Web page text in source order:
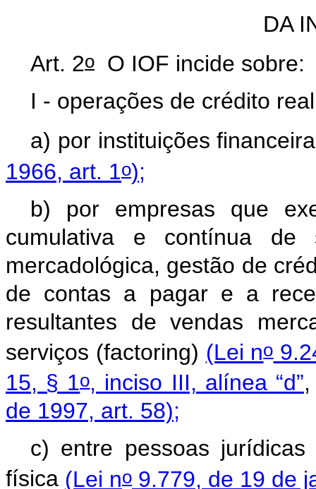
DA
Art. 2o O IOF incide sobre:
I - operações de crédito
a) por instituições
1966, art. 1o);
b) por empresas que
cumulativa e contínua de
mercadológica, gestão de
de contas a pagar e a
resultantes de vendas
serviços (factoring) (Lei no
15, § 1o, inciso III, alínea “d”
de 1997, art. 58);
c) entre pessoas
física (Lei no 9.779, de 19 de